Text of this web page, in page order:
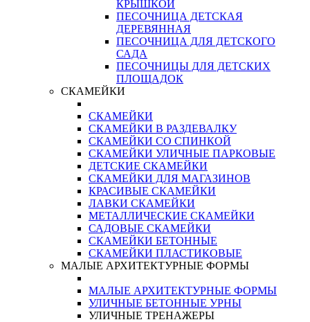
КРЫШКОЙ
ПЕСОЧНИЦА ДЕТСКАЯ
ДЕРЕВЯННАЯ
ПЕСОЧНИЦА ДЛЯ ДЕТСКОГО
САДА
ПЕСОЧНИЦЫ ДЛЯ ДЕТСКИХ
ПЛОЩАДОК
СКАМЕЙКИ
СКАМЕЙКИ
СКАМЕЙКИ В РАЗДЕВАЛКУ
СКАМЕЙКИ СО СПИНКОЙ
СКАМЕЙКИ УЛИЧНЫЕ ПАРКОВЫЕ
ДЕТСКИЕ СКАМЕЙКИ
СКАМЕЙКИ ДЛЯ МАГАЗИНОВ
КРАСИВЫЕ СКАМЕЙКИ
ЛАВКИ СКАМЕЙКИ
МЕТАЛЛИЧЕСКИЕ СКАМЕЙКИ
САДОВЫЕ СКАМЕЙКИ
СКАМЕЙКИ БЕТОННЫЕ
СКАМЕЙКИ ПЛАСТИКОВЫЕ
МАЛЫЕ АРХИТЕКТУРНЫЕ ФОРМЫ
МАЛЫЕ АРХИТЕКТУРНЫЕ ФОРМЫ
УЛИЧНЫЕ БЕТОННЫЕ УРНЫ
УЛИЧНЫЕ ТРЕНАЖЕРЫ